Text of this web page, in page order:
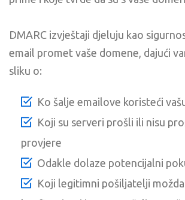
DMARC izvještaji djeluju kao
email promet vaše domene, dajući
sliku o:
Ko šalje emailove koristeći
Koji su serveri prošli ili nisu
provjere
Odakle dolaze potencijalni
Koji legitimni pošiljatelji